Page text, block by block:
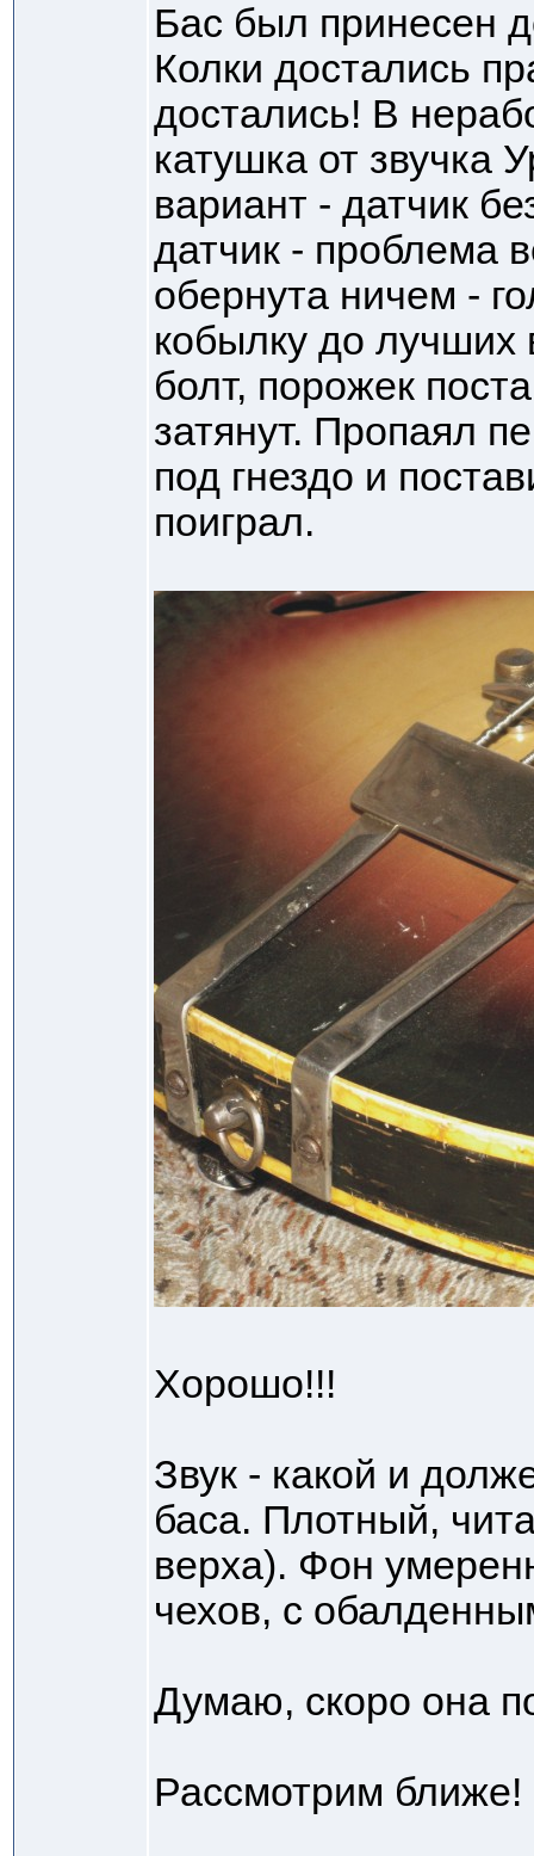
Бас был принесен
Колки достались
достались! В
катушка от звучка
вариант - датчик
датчик - проблема
обернута ничем -
кобылку до
болт, порожек
затянут. Пропаял
под гнездо и
поиграл.
Хорошо!!!
Звук - какой и
баса. Плотный,
верха). Фон
чехов, с
Думаю, скоро она
Рассмотрим ближе!